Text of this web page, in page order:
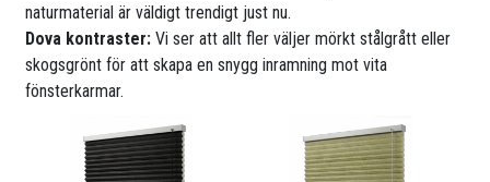
naturmaterial är väldigt trendigt just nu.
Dova kontraster: Vi ser att allt fler väljer mörkt stålgrått eller
skogsgrönt för att skapa en snygg inramning mot vita
fönsterkarmar.